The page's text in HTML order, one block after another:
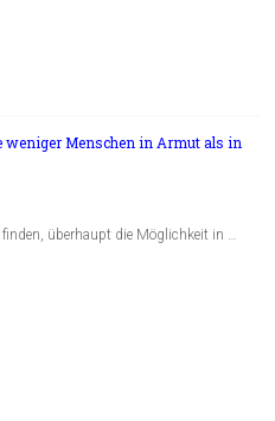
weniger Menschen in Armut als in
überhaupt die Möglichkeit in …